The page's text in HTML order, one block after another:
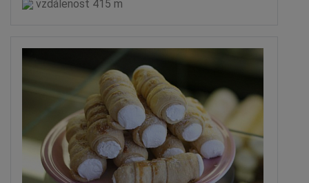
vzdálenost 415 m